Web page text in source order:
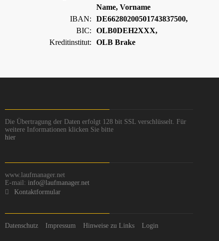
Name, Vorname
IBAN:
DE66280200501743837500,
BIC:
OLB0DEH2XXX,
Kreditinstitut:
OLB Brake
Die Übertragung der Daten erfolgt 128 bit SSL verschlüsselt. Für
weitere Informationen klicken Sie bitte
hier
www.laufmanager.net
E-mail: info@laufmanager.net
Kontaktformular
Datenschutz Impressum Hinweise zu Links Login